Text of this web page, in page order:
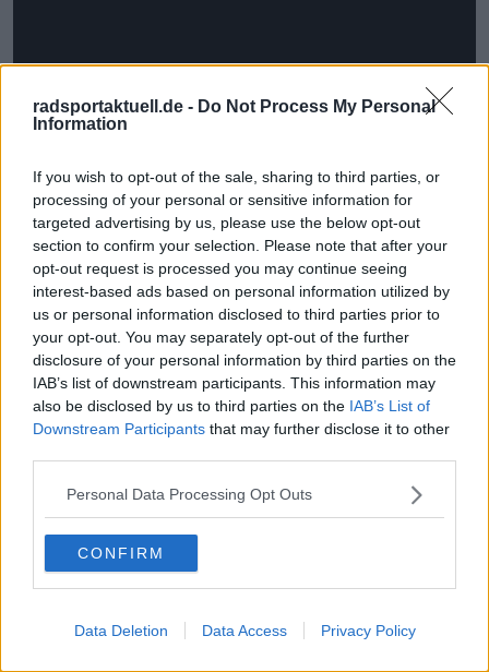
radsportaktuell.de - Do Not Process My Personal
Information
If you wish to opt-out of the sale, sharing to third parties, or
processing of your personal or sensitive information for
targeted advertising by us, please use the below opt-out
section to confirm your selection. Please note that after your
opt-out request is processed you may continue seeing
interest-based ads based on personal information utilized by
us or personal information disclosed to third parties prior to
your opt-out. You may separately opt-out of the further
disclosure of your personal information by third parties on the
IAB’s list of downstream participants. This information may
also be disclosed by us to third parties on the IAB’s List of
Downstream Participants that may further disclose it to other
Personal Data Processing Opt Outs
CONFIRM
Data Deletion Data Access Privacy Policy
Jetzt kostenlos den RadsportAktuell-
Newsletter abonnieren!
Nachdem du auf „Abonnieren“ geklickt hast,
erhältst du sofort eine E-Mail von uns. Bei
einigen Lesern landet diese im Spam-
Ordner – überprüfe ihn daher bitte ebenfalls.
Alle wichtigen News, Ergebnisse und
Rennvorschauen – täglich kompakt per E-
Mail.
Abonnieren
Pascal Michiels
In meiner Nachbarschaft wuchs man mit der Tour de